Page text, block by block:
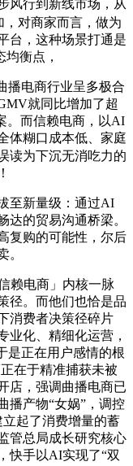
行到新线市场，从
，对商家而言，做为
台，这种场景打通是
衡点，
电商行业呈多极合
就同比增加了超
。而信赖电商，以AI
体糊口成本低、家庭
读为下沉无消吃力的
新量级：通过AI
达的贸易沟通桥梁。
复购的可能性，尔后
。
电商」内核一脉
径。而他们也恰是品
消费者决策径碎片
业化、精细化运营，
是正在用户感情的根
在于精准捕获未被
店，强调曲播电商已
播产物“女娲”，调控
起了消费增量的蓄
管总局成长研究核心
快手以AI实现了“双